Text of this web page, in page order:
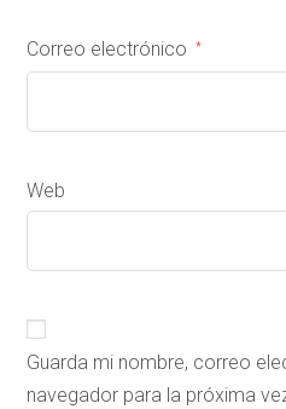
Correo electrónico *
Web
Guarda mi nombre, correo
navegador para la próxima